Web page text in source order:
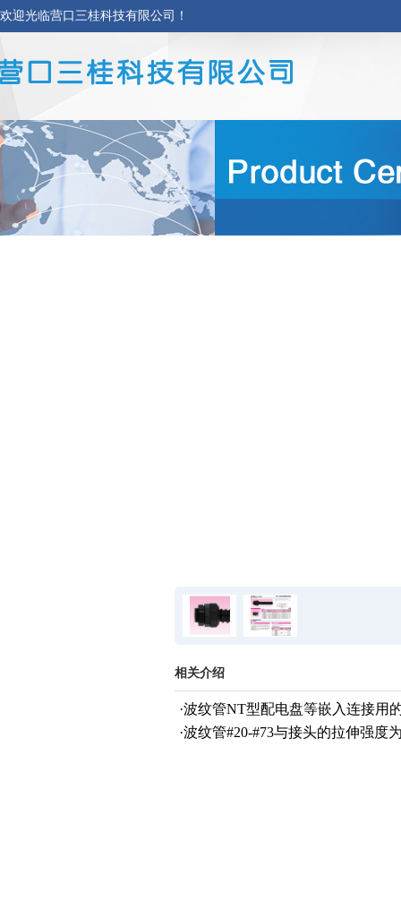
欢迎光临营口三桂科技有限公司！
相关介绍
·波纹管NT型配电盘等嵌入连接用
·波纹管#20-#73与接头的拉伸强度